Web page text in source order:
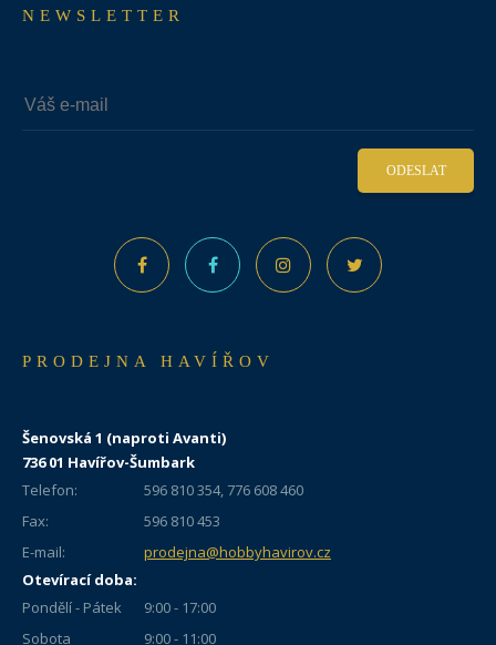
NEWSLETTER
ODESLAT
PRODEJNA HAVÍŘOV
Šenovská 1 (naproti Avanti)
736 01 Havířov-Šumbark
Telefon:
596 810 354, 776 608 460
Fax:
596 810 453
E-mail:
prodejna@hobbyhavirov.cz
Otevírací doba:
Pondělí - Pátek
9:00 - 17:00
Sobota
9:00 - 11:00